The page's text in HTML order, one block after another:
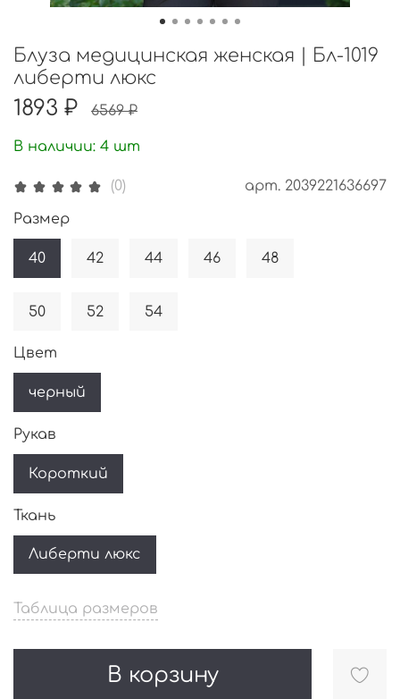
(0) арт. 2039221636697
Блуза медицинская женская | Бл-1019
либерти люкс
1893 ₽ 6569 ₽
В наличии: 4 шт
Таблица размеров
В корзину
Размер
40 42 44 46 48
50 52 54
Цвет
черный
Рукав
Короткий
Ткань
Либерти люкс